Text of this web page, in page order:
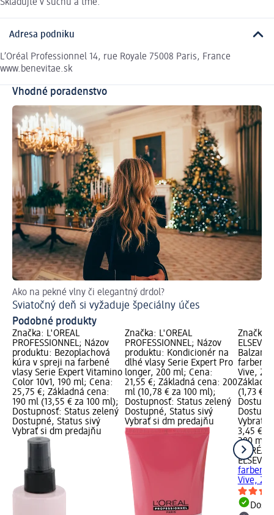
Skladujte v suchu a tme.
Adresa podniku
L’Oréal Professionnel 14, rue Royale 75008 Paris, France
www.benevitae.sk
Vhodné poradenstvo
Ako na pekné vlny či elegantný drdol?
Sviatočný deň si vyžaduje špeciálny účes
Podobné produkty
Značka: L'ORÉAL
PROFESSIONNEL; Názov
produktu: Bezoplachová
kúra v spreji na farbené
vlasy Serie Expert Vitamino
Color 10v1, 190 ml; Cena:
25,75 €; Základná cena:
190 ml (13,55 € za 100 ml);
Dostupnosť: Status zelený
Dostupné, Status sivý
Vybrať si dm predajňu
Značka: L'ORÉAL
PROFESSIONNEL; Názov
produktu: Kondicionér na
dlhé vlasy Serie Expert Pro
longer, 200 ml; Cena:
21,55 €; Základná cena: 200
ml (10,78 € za 100 ml);
Dostupnosť: Status zelený
Dostupné, Status sivý
Vybrať si dm predajňu
Značka:
Balzam
Vive,
(1,73 €
Vybrať
3,45 €
200 ml
ELSEVE
Vive,